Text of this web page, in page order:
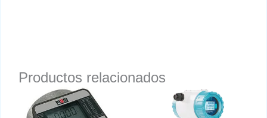
Productos relacionados